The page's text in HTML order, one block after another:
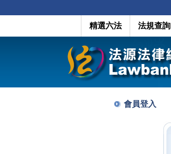
精選六法 法規查詢
會員登入